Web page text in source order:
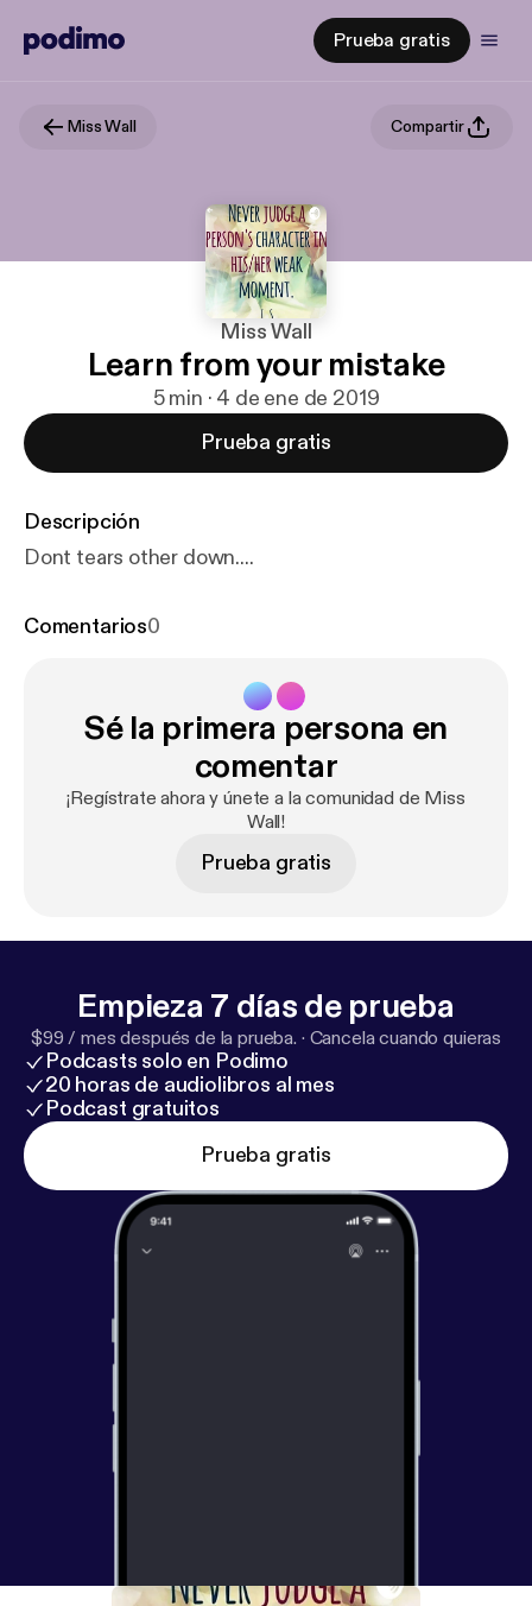
Prueba gratis
Miss Wall Compartir
Miss Wall
Learn from your mistake
5 min · 4 de ene de 2019
Prueba gratis
Descripción
Dont tears other down....
Comentarios0
Sé la primera persona en
comentar
¡Regístrate ahora y únete a la comunidad de Miss
Wall!
Prueba gratis
Empieza 7 días de prueba
$99 / mes después de la prueba. · Cancela cuando quieras
Podcasts solo en Podimo
20 horas de audiolibros al mes
Podcast gratuitos
Prueba gratis